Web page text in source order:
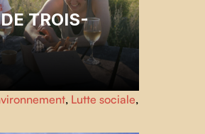
TROIS-
Renée LeBlanc-Paulin
engagées qui l'aide à
que nécessaire.
, Lutte sociale,